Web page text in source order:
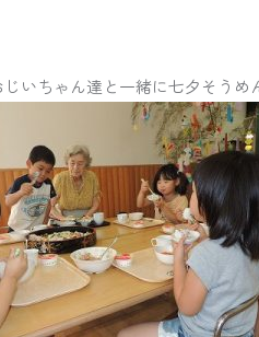
いちゃん達と一緒に七夕そうめ